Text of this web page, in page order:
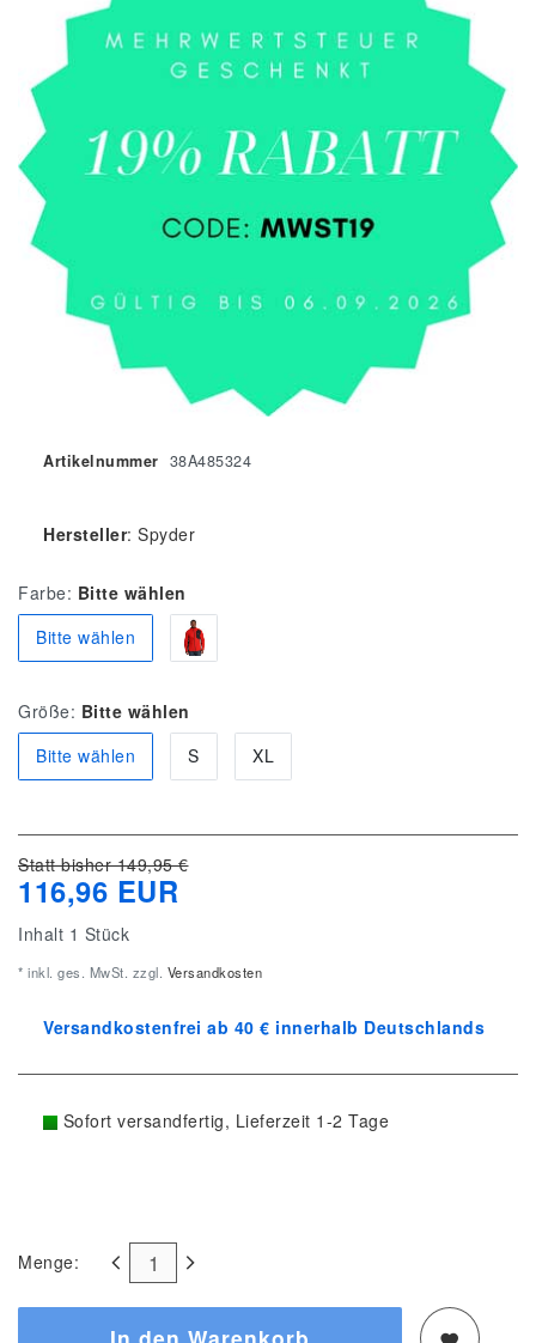
Artikelnummer 38A485324
Hersteller: Spyder
Farbe: Bitte wählen
Bitte wählen
Größe: Bitte wählen
Bitte wählen
S XL
Statt bisher 149,95 €
116,96 EUR
Inhalt 1 Stück
* inkl. ges. MwSt. zzgl. Versandkosten
Versandkostenfrei ab 40 € innerhalb Deutschlands
Sofort versandfertig, Lieferzeit 1-2 Tage
Menge: